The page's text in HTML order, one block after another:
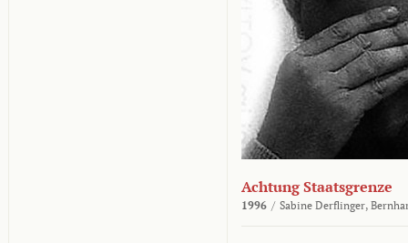
Achtung Staatsgrenze
1996 / Sabine Derflinger,